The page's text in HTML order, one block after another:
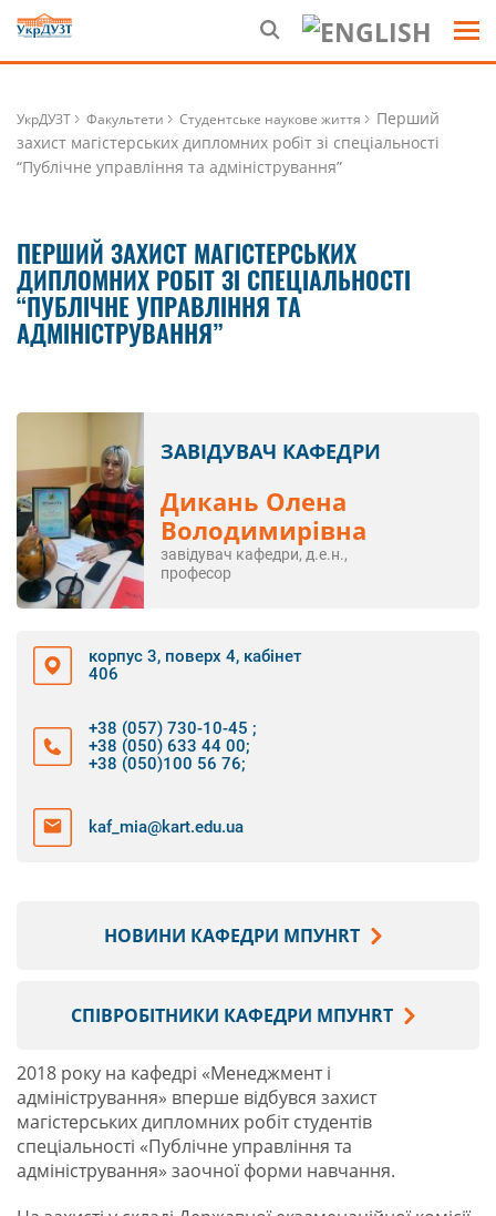
УкрДУЗТ Факультети Студентське наукове життя
Перший
захист магістерських дипломних робіт зі спеціальності
“Публічне управління та адміністрування”
ПЕРШИЙ ЗАХИСТ МАГІСТЕРСЬКИХ
ДИПЛОМНИХ РОБІТ ЗІ СПЕЦІАЛЬНОСТІ
“ПУБЛІЧНЕ УПРАВЛІННЯ ТА
АДМІНІСТРУВАННЯ”
ЗАВІДУВАЧ КАФЕДРИ
Дикань Олена
Володимирівна
завідувач кафедри, д.е.н.,
професор
корпус 3, поверх 4, кабінет
406
+38 (057) 730-10-45 ;
+38 (050) 633 44 00;
+38 (050)100 56 76;
kaf_mia@kart.edu.ua
НОВИНИ КАФЕДРИ МПУHRТ
СПІВРОБІТНИКИ КАФЕДРИ МПУHRТ
2018 року на кафедрі «Менеджмент і
адміністрування» вперше відбувся захист
магістерських дипломних робіт студентів
спеціальності «Публічне управління та
адміністрування» заочної форми навчання.